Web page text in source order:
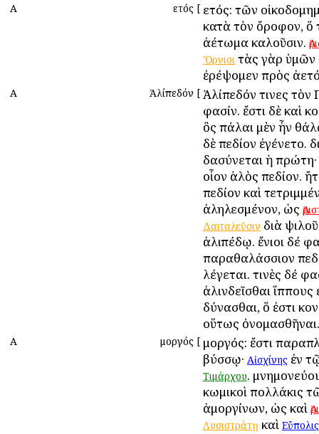
Α Ἀετός [ Ἀετός: τῶν
κατὰ τὸν ὄροφον, ὅ
ἀέτωμα καλοῦσιν.
Ὄρνισι τὰς γὰρ ὑμῶν
ἐρέψομεν πρὸς
Α Ἁλίπεδόν [ Ἁλίπεδόν τινες τὸν
φασίν. ἔστι δὲ καὶ
ὃς πάλαι μὲν ἦν
δὲ πεδίον ἐγένετο.
δασύνεται ἡ πρώτη·
οἷον ἁλὸς πεδίον.
πεδίον καὶ
ἀληλεσμένον, ὡς
Δαιταλεῦσιν διὰ
ἀλιπέδῳ. ἔνιοι δέ
παραθαλάσσιον
λέγεται. τινὲς δέ
ἀλινδεῖσθαι
δύνασθαι, ὅ ἐστι
οὕτως ὀνομασθῆναι.
Α Ἀμοργός [ Ἀμοργός: ἔστι
βύσσῳ· Αἰσχίνης ἐν
Τιμάρχου.
κωμικοὶ πολλάκις
ἀμοργίνων, ὡς καὶ
Λυσιστράτῃ καὶ Εὔπολις